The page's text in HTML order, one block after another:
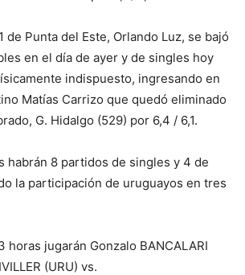
de Punta del Este, Orlando Luz, se bajó
en el día de ayer y de singles hoy
indispuesto, ingresando en
Matías Carrizo que quedó eliminado
G. Hidalgo (529) por 6,4 / 6,1.
habrán 8 partidos de singles y 4 de
la participación de uruguayos en tres
horas jugarán Gonzalo BANCALARI
(URU) vs.